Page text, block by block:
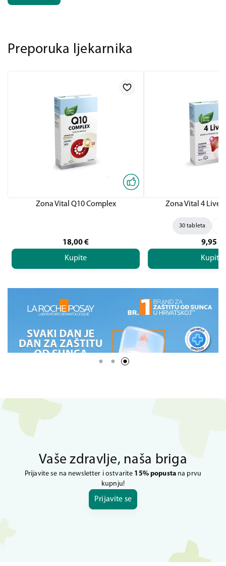
Preporuka ljekarnika
Zona Vital Q10 Complex
18,00€
Kupite
Zona Vital 4
30 tableta
9,95
Kupite
Vaše zdravlje, naša briga
Prijavite se na newsletter i ostvarite 15% popustana prvu
kupnju!
Prijavite se